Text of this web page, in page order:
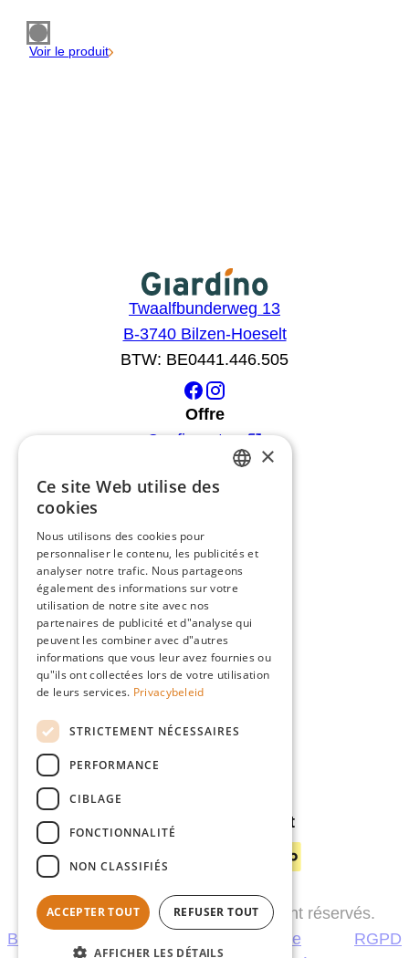
Voir le produit
Twaalfbunderweg 13
B-3740 Bilzen-Hoeselt
BTW: BE0441.446.505
Offre
Configurateur
Des produits
blog
Giardino
L'équipe
Concessionnaires
Gio Goes Green
Service Clients
FAQ
Livraison
Méthodes de payement
© 2026 Giardino. Tous les droits sont réservés.
B2C
Politique de
RGPD
ENGLISH
GERMAN
×
Ce site Web utilise des
cookies
Nous utilisons des cookies pour
personnaliser le contenu, les publicités et
analyser notre trafic. Nous partageons
également des informations sur votre
utilisation de notre site avec nos
partenaires de publicité et d"analyse qui
peuvent les combiner avec d"autres
informations que vous leur avez fournies ou
qu"ils ont collectées lors de votre utilisation
de leurs services. Privacybeleid
STRICTEMENT NÉCESSAIRES
PERFORMANCE
CIBLAGE
FONCTIONNALITÉ
NON CLASSIFIÉS
ACCEPTER TOUT REFUSER TOUT
AFFICHER LES DÉTAILS